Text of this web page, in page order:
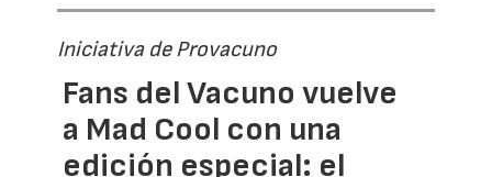
Iniciativa de Provacuno
Fans del Vacuno vuelve
a Mad Cool con una
edición especial: el